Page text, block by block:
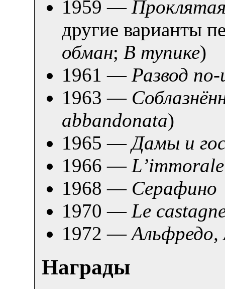
1959 —
другие варианты
обман; В тупике)
1961 — Развод
1963 —
abbandonata)
1965 —Дамы и
1966 — L’immorale
1968 — Серафино
1970 — Le
1972 —Альфредо,
Награды